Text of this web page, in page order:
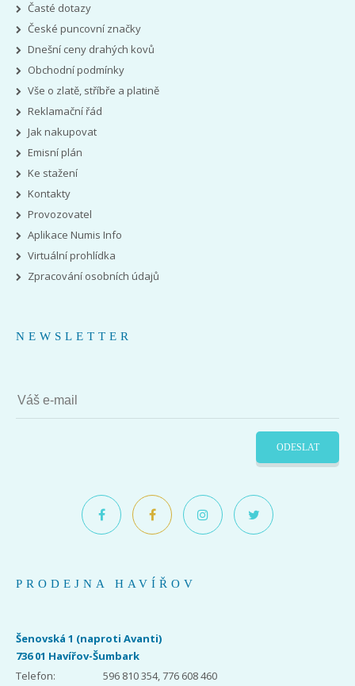
Časté dotazy
České puncovní značky
Dnešní ceny drahých kovů
Obchodní podmínky
Vše o zlatě, stříbře a platině
Reklamační řád
Jak nakupovat
Emisní plán
Ke stažení
Kontakty
Provozovatel
Aplikace Numis Info
Virtuální prohlídka
Zpracování osobních údajů
NEWSLETTER
ODESLAT
PRODEJNA HAVÍŘOV
Šenovská 1 (naproti Avanti)
736 01 Havířov-Šumbark
Telefon:
596 810 354, 776 608 460